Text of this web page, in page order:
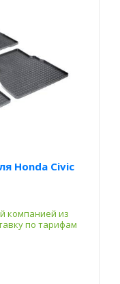
Honda Civic
компанией из
по тарифам